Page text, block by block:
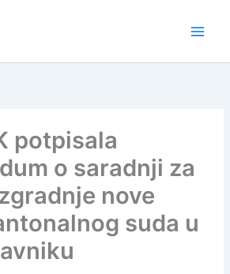
potpisala
o saradnji za
nove
suda u